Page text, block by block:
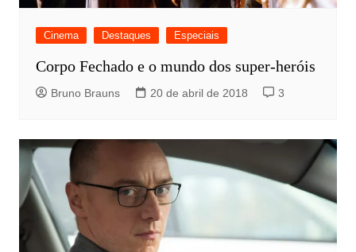
Cinema Destaques Especiais
Corpo Fechado e o mundo dos super-heróis
Bruno Brauns 20 de abril de 2018 3